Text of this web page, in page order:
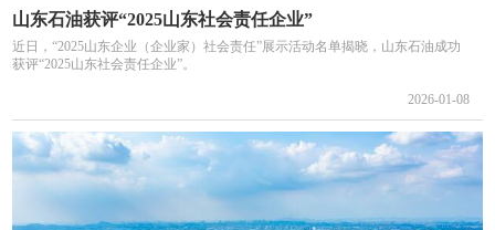
山东石油获评“2025山东社会责任企业”
近日，“2025山东企业（企业家）社会责任”展示活动名单揭晓，山东石油成功
获评“2025山东社会责任企业”。
2026-01-08